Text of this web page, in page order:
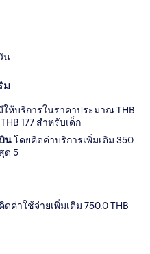
น
ม
ให้บริการในราคาประมาณ THB
177 สำหรับเด็ก
นโดยคิดค่าบริการเพิ่มเติม 350
ด 5
ค่าใช้จ่ายเพิ่มเติม 750.0 THB